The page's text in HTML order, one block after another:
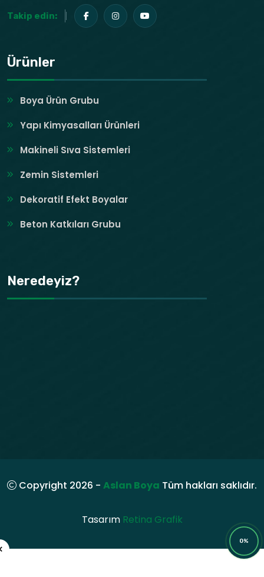
Takip edin:
Ürünler
Boya Ürün Grubu
Yapı Kimyasalları Ürünleri
Makineli Sıva Sistemleri
Zemin Sistemleri
Dekoratif Efekt Boyalar
Beton Katkıları Grubu
Neredeyiz?
Copyright 2026 - Aslan Boya Tüm hakları saklıdır.
Tasarım Retina Grafik
0%